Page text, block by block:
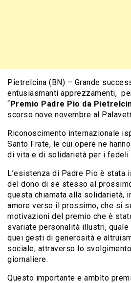
Pietrelcina (BN) – Grande
entusiasmanti apprezzamenti,
“Premio Padre Pio da
scorso nove novembre al
Riconoscimento internazionale
Santo Frate, le cui opere ne
di vita e di solidarietà per i fedeli
L’esistenza di Padre Pio è stata
del dono di se stesso al
questa chiamata alla solidarietà,
amore verso il prossimo, che si
motivazioni del premio che è
svariate personalità illustri,
quei gesti di generosità e
sociale, attraverso lo
giornaliere.
Questo importante e ambìto